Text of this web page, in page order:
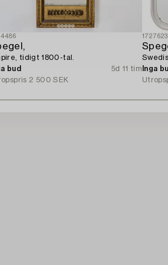
tidigt 1800-tal.
bud
5d 11 tim
2 500 SEK
1727623
Inga